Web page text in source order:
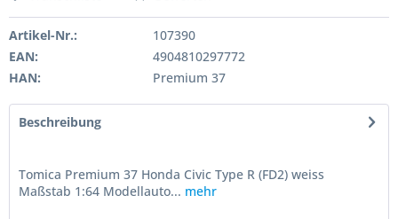
Artikel-Nr.:
107390
EAN:
4904810297772
HAN:
Premium 37
Beschreibung
Tomica Premium 37 Honda Civic Type R (FD2) weiss
Maßstab 1:64 Modellauto... mehr